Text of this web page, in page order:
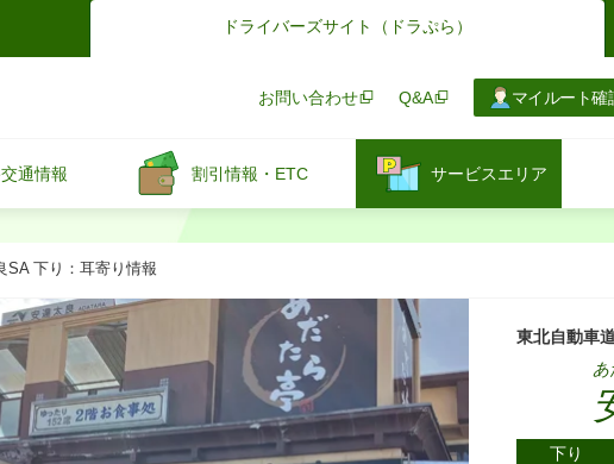
ドライバーズサイト （ドラぷら）
お問い合わせ Q&A マイルート確
通情報 割引情報・ETC サービスエリア
SA 下り：耳寄り情報
東北自動車
あ
下り